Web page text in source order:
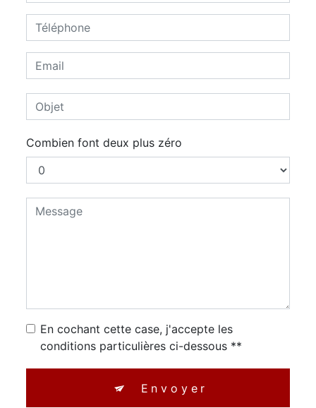
Combien font deux plus zéro
En cochant cette case, j'accepte les
conditions particulières ci-dessous **
Envoyer